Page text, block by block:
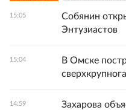
15:05
Собянин
Энтузиастов
15:04
В Омске
14:59
Захарова